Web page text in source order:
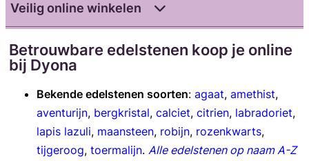
Veilig online winkelen
Betrouwbare edelstenen koop je online
bij Dyona
Bekende edelstenen soorten: agaat, amethist,
aventurijn, bergkristal, calciet, citrien, labradoriet,
lapis lazuli, maansteen, robijn, rozenkwarts,
tijgeroog, toermalijn. Alle edelstenen op naam A-Z